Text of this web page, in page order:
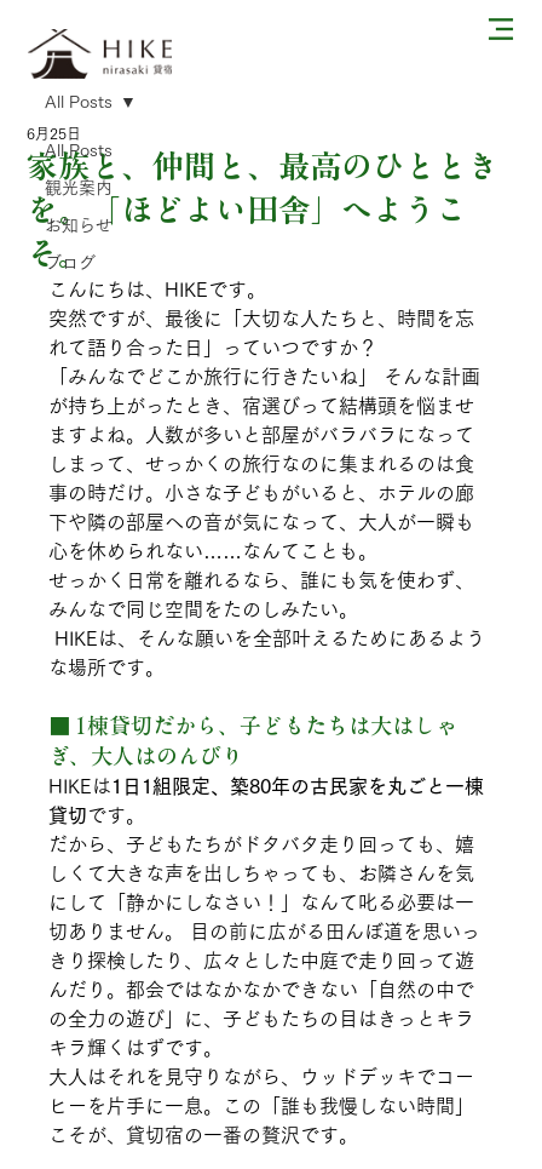
All Posts
観光案内
お知らせ
ブログ
All Posts
家族と、仲間と、最高のひととき
を。「ほどよい田舎」へようこ
そ。
6月25日
こんにちは、HIKEです。
突然ですが、最後に「大切な人たちと、時間を忘
れて語り合った日」っていつですか？
「みんなでどこか旅行に行きたいね」 そんな計画
が持ち上がったとき、宿選びって結構頭を悩ませ
ますよね。人数が多いと部屋がバラバラになって
しまって、せっかくの旅行なのに集まれるのは食
事の時だけ。小さな子どもがいると、ホテルの廊
下や隣の部屋への音が気になって、大人が一瞬も
心を休められない……なんてことも。
せっかく日常を離れるなら、誰にも気を使わず、
みんなで同じ空間をたのしみたい。
な場所です。
■ 1棟貸切だから、子どもたちは大はしゃ
ぎ、大人はのんびり
HIKEは 1日1組限定、築80年の古民家を丸ごと一棟
貸切です。
だから、子どもたちがドタバタ走り回っても、嬉
しくて大きな声を出しちゃっても、お隣さんを気
にして「静かにしなさい！」なんて叱る必要は一
切ありません。 目の前に広がる田んぼ道を思いっ
きり探検したり、広々とした中庭で走り回って遊
んだり。都会ではなかなかできない「自然の中で
の全力の遊び」に、子どもたちの目はきっとキラ
キラ輝くはずです。
大人はそれを見守りながら、ウッドデッキでコー
ヒーを片手に一息。この「誰も我慢しない時間」
こそが、貸切宿の一番の贅沢です。